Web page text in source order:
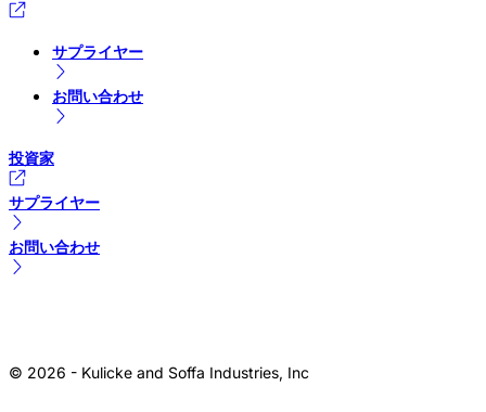
サプライヤー
お問い合わせ
投資家
サプライヤー
お問い合わせ
© 2026 - Kulicke and Soffa Industries, Inc